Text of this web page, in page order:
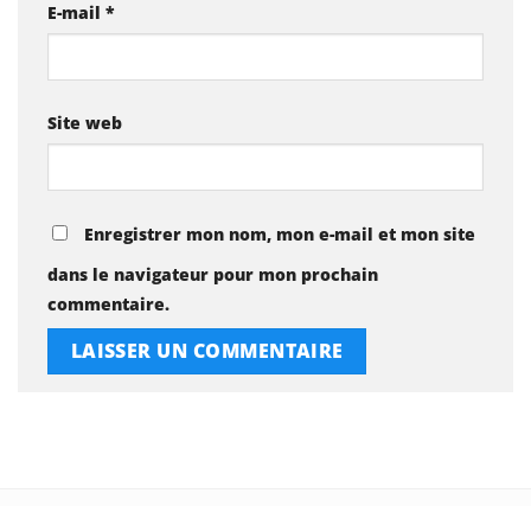
E-mail *
Site web
Enregistrer mon nom, mon e-mail et mon site
dans le navigateur pour mon prochain
commentaire.